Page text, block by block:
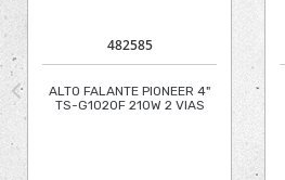
482585
ALTO FALANTE PIONEER 4"
TS-G1020F 210W 2 VIAS